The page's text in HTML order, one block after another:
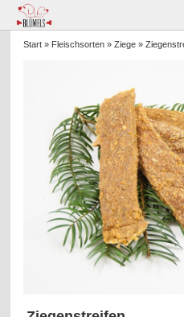
Start » Fleischsorten »Ziege »